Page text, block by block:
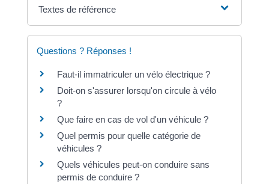
Textes de référence
Questions ? Réponses !
Faut-il immatriculer un vélo électrique ?
Doit-on s'assurer lorsqu'on circule à vélo
?
Que faire en cas de vol d'un véhicule ?
Quel permis pour quelle catégorie de
véhicules ?
Quels véhicules peut-on conduire sans
permis de conduire ?